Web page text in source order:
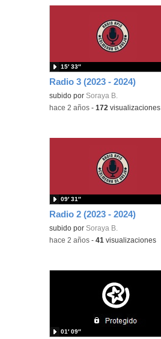
Radio 3 (2023 - 2024)
Contenido educativo.
subido por Soraya B.
15′ 33″
-hace 2 años -172 visualizaciones
Radio 2 (2023 - 2024)
Contenido educativo.
subido por Soraya B.
09′ 31″
-hace 2 años -41 visualizaciones
01′ 09″